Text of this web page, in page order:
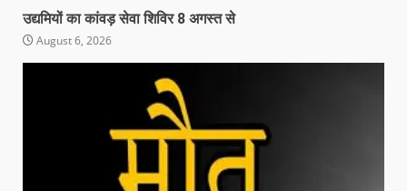
उद्यमियों का कांवड़ सेवा शिविर 8 अगस्त से
August 6, 2026